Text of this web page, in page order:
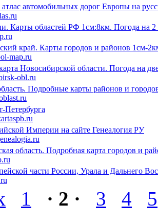
автомобильных дорог Европы на
Карты областей РФ 1см:8км. Погода на 2
край. Карты городов и районов 1см-
map.ru
Новосибирской области. Погода на
obl.ru
Подробные карты районов и
Петербурга
Империи на сайте Генеалогия РУ
область. Подробная карта городов и
части России, Урала и Дальнего
1 · 2 · 3 4 5